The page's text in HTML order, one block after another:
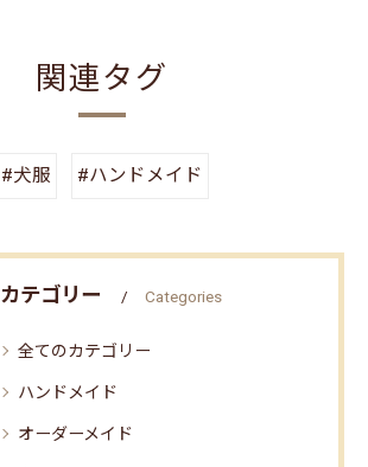
関連タグ
#犬服 #ハンドメイド
カテゴリー Categories
全てのカテゴリー
ハンドメイド
オーダーメイド